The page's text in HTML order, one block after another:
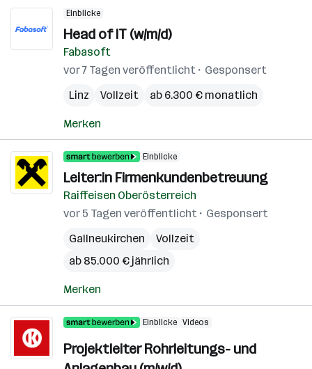
Einblicke
Head of IT (w/m/d)
Fabasoft
vor 7 Tagen veröffentlicht
Gesponsert
Linz
Vollzeit ab 6.300 € monatlich
Merken
Einblicke
Leiter:in Firmenkundenbetreuung
Raiffeisen Oberösterreich
vor 5 Tagen veröffentlicht
Gesponsert
Gallneukirchen
Vollzeit
ab 85.000 € jährlich
Merken
Einblicke Videos
Projektleiter Rohrleitungs- und